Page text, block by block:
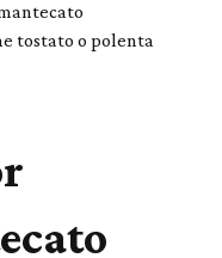
tostato o polenta